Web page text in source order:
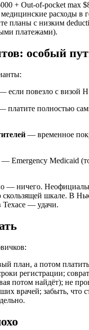
+ Out-of-pocket max
расходы в
планы с низким
платежами).
особый
если повезло с визой
платите полностью
— временное
— Emergency Medicaid
— ничего.
скользящей шкале. В
— удачи.
план, а потом платить
регистрации;
потом найдёт); не
врачей; забыть, что